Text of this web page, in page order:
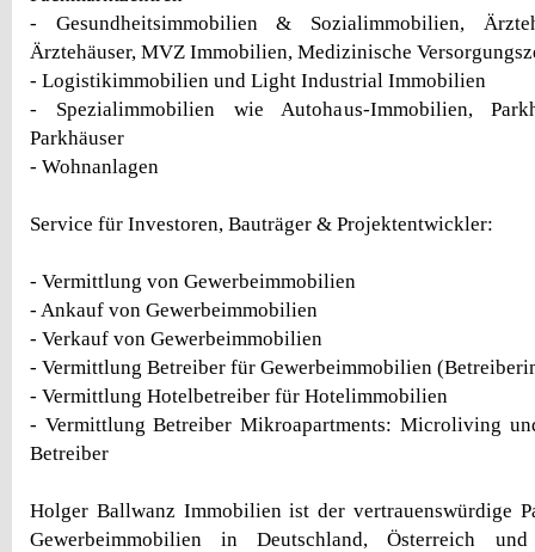
- Gesundheitsimmobilien & Sozialimmobilien,
Ärztehäuser, MVZ Immobilien, Medizinische
- Logistikimmobilien und Light Industrial Immobilien
- Spezialimmobilien wie Autohaus-Immobilien,
Parkhäuser
- Wohnanlagen
Service für Investoren, Bauträger & Projektentwickler:
- Vermittlung von Gewerbeimmobilien
- Ankauf von Gewerbeimmobilien
- Verkauf von Gewerbeimmobilien
- Vermittlung Betreiber für Gewerbeimmobilien
- Vermittlung Hotelbetreiber für Hotelimmobilien
- Vermittlung Betreiber Mikroapartments: Microliving
Betreiber
Holger Ballwanz Immobilien ist der vertrauenswürdige
Gewerbeimmobilien in Deutschland, Österreich